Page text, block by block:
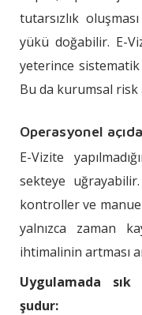
tutarsızlık
yükü doğabilir. E-
yeterince
Bu da kurumsal risk
Operasyonel
E-Vizite
sekteye
kontroller ve
yalnızca zaman
ihtimalinin artması
Uygulamada sık
şudur: